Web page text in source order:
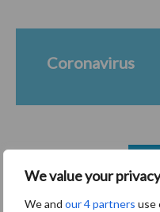
We value your privacy
We and our 4 partners use
Coronavirus